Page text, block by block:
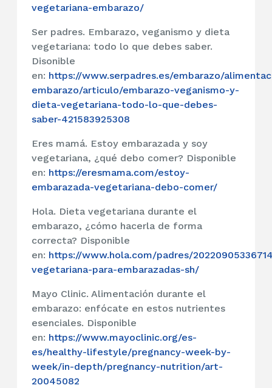
vegetariana-embarazo/
Ser padres. Embarazo, veganismo y dieta
vegetariana: todo lo que debes saber.
Disonible
en: https://www.serpadres.es/embarazo/
embarazo/articulo/embarazo-veganismo-y-
dieta-vegetariana-todo-lo-que-debes-
saber-421583925308
Eres mamá. Estoy embarazada y soy
vegetariana, ¿qué debo comer? Disponible
en: https://eresmama.com/estoy-
embarazada-vegetariana-debo-comer/
Hola. Dieta vegetariana durante el
embarazo, ¿cómo hacerla de forma
correcta? Disponible
en: https://www.hola.com/padres/
vegetariana-para-embarazadas-sh/
Mayo Clinic. Alimentación durante el
embarazo: enfócate en estos nutrientes
esenciales. Disponible
en: https://www.mayoclinic.org/es-
es/healthy-lifestyle/pregnancy-week-by-
week/in-depth/pregnancy-nutrition/art-
20045082